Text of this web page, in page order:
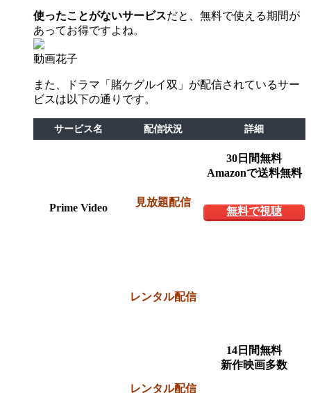
使ったことがないサービスだと、 無料で使える期間が
あってお得ですよね。
動画花子
また、ドラマ「賭ケグルイ双」が配信されているサー
ビスは以下の通りです。
サービス名 配信状況 詳細
Prime Video 見放題配信
30日間無料
Amazonで送料無料
無料で視聴
レンタル配信
レンタル配信
14日間無料
新作映画多数